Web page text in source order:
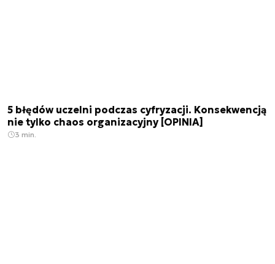
5 błędów uczelni podczas cyfryzacji. Konsekwencją
nie tylko chaos organizacyjny [OPINIA]
3 min.